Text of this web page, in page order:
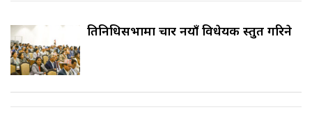
प्रतिनिधिसभामा चार नयाँ विधेयक प्रस्तुत गरिने